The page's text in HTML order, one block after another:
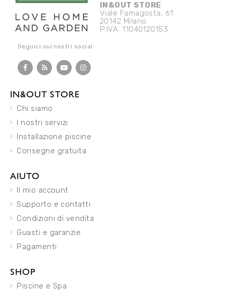
IN&OUT STORE
Viale Famagosta, 61
20142 Milano
P.IVA. 11040120153
Seguici sui nostri social
IN&OUT STORE
Chi siamo
I nostri servizi
Installazione piscine
Consegne gratuita
AIUTO
Il mio account
Supporto e contatti
Condizioni di vendita
Guasti e garanzie
Pagamenti
SHOP
Piscine e Spa